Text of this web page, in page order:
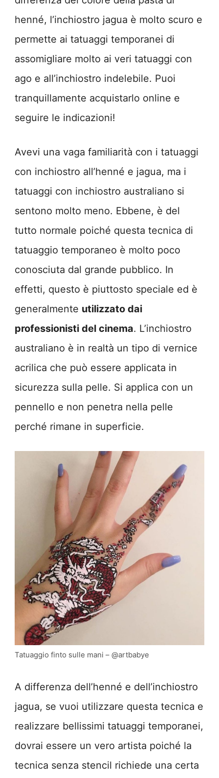
henné, l’inchiostro jagua è molto scuro e
permette ai tatuaggi temporanei di
assomigliare molto ai veri tatuaggi con
ago e all’inchiostro indelebile. Puoi
tranquillamente acquistarlo online e
seguire le indicazioni!
Avevi una vaga familiarità con i tatuaggi
con inchiostro all’henné e jagua, ma i
tatuaggi con inchiostro australiano si
sentono molto meno. Ebbene, è del
tutto normale poiché questa tecnica di
tatuaggio temporaneo è molto poco
conosciuta dal grande pubblico. In
effetti, questo è piuttosto speciale ed è
generalmente utilizzato dai
professionisti del cinema. L’inchiostro
australiano è in realtà un tipo di vernice
acrilica che può essere applicata in
sicurezza sulla pelle. Si applica con un
pennello e non penetra nella pelle
perché rimane in superficie.
Tatuaggio finto sulle mani – @artbabye
A differenza dell’henné e dell’inchiostro
jagua, se vuoi utilizzare questa tecnica e
realizzare bellissimi tatuaggi temporanei,
dovrai essere un vero artista poiché la
tecnica senza stencil richiede una certa